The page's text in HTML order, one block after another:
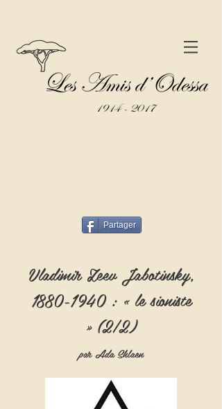
Partager
Vladimir Zeev Jabotinsky,
1880-1940: « le sioniste
» (2/2)
par Ada Shlaen